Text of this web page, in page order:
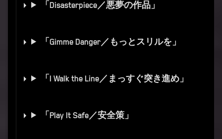
「Disasterpiece／悪夢の作品」
「Gimme Danger／もっとスリルを」
「I Walk the Line／まっすぐ突き進め」
「Play It Safe／安全策」